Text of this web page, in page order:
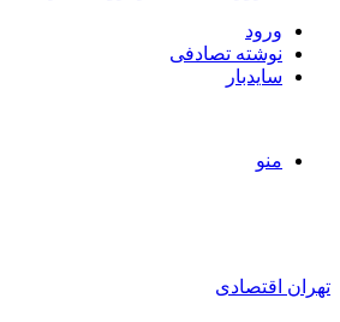
ورود
نوشته تصادفی
سایدبار
منو
تهران اقتصادی